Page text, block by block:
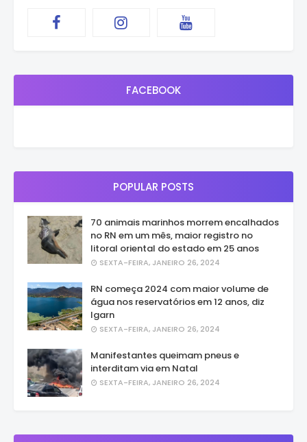
FACEBOOK
POPULAR POSTS
70 animais marinhos morrem encalhados
no RN em um mês, maior registro no
litoral oriental do estado em 25 anos
SEXTA-FEIRA, JANEIRO 26, 2024
RN começa 2024 com maior volume de
água nos reservatórios em 12 anos, diz
Igarn
SEXTA-FEIRA, JANEIRO 26, 2024
Manifestantes queimam pneus e
interditam via em Natal
SEXTA-FEIRA, JANEIRO 26, 2024